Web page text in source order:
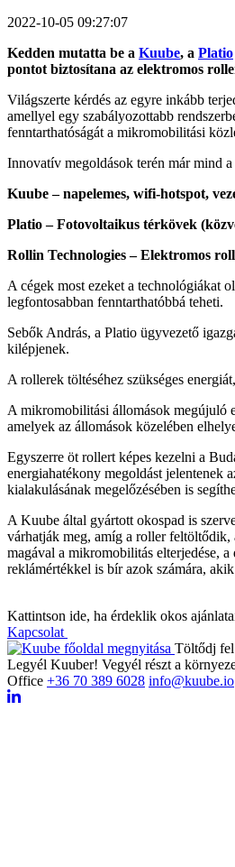
2022-10-05 09:27:07
Kedden mutatta be a Kuube, a Platio
pontot biztosítana az elektromos
Világszerte kérdés az egyre inkább
amellyel egy szabályozottabb
fenntarthatóságát a mikromobilitási
Innovatív megoldások terén már mind
Kuube – napelemes, wifi-hotspot,
Platio – Fotovoltaikus térkövek
Rollin Technologies – Elektromos
A cégek most ezeket a technológiákat
legfontosabban fenntarthatóbbá teheti.
Sebők András, a Platio ügyvezető
kilépjenek.
A rollerek töltéséhez szükséges
A mikromobilitási állomások megújuló
amelyek az állomások közelében
Egyszerre öt rollert képes kezelni a
energiahatékony megoldást jelentenek
kialakulásának megelőzésében is
A Kuube által gyártott okospad is
várhatják meg, amíg a roller feltöltődik,
magával a mikromobilitás elterjedése,
reklámértékkel is bír azok számára,
Kattintson ide, ha érdeklik okos
Kapcsolat
Töltődj
Legyél Kuuber! Vegyél részt a
Office +36 70 389 6028 info@kuube.io